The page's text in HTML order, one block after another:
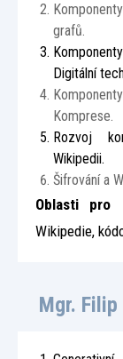
grafů.
Digitální
Komprese.
Rozvoj
Wikipedii.
Šifrování a
Oblasti pro
Wikipedie,
Mgr. Filip